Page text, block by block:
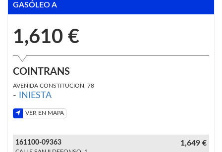
GASÓLEO A
1,610 €
COINTRANS
AVENIDA CONSTITUCION, 78
- INIESTA
VER EN MAPA
161100-09363 1,649 €